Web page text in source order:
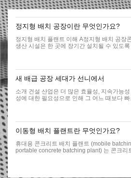
80tph 아스팔트 혼합 공장
정지 아스팔트 팩 믹스 플랜트 기계
비텀 아스팔트 팩 믹스 플랜트 제
도로 건설용 80TpH 아스팔트 핫 믹
80톤/시간 아스팔트 콘크리트 혼합
80TPH 고정형 팩 믹스 아스팔트
용량 120TPH 바스팔트 콘크리트 혼
정지 아스팔트 혼합 공장 엔지니어
정지형 배치 공장이란 무엇인가요?
정지형 배치 플랜트 이해 A정지형 배치 공장
생산 시설은 한 곳에 장기간 설치될 수 있도록
현장이나 그 근처에 설치됩니다.대규모 콘크
함께 콘크리트 배치 공장, 또한 팩 플랜트
plant) 로도 알려져 있으며, 콘크리트를 형성
등), 날아가는 재,실리카 연소시멘트 실로와
배치 공장에는 다양한 부품과 액세서리가있을
습니다.시멘트 팩터, 조립물 덩어리, 컨베이어,
스택, 조립물 덩어리, 시멘트 덩어리, 히터, 쿨
트 실로, 조립물 덩어리 공장 통제 및 먼지 수
멘트 실로와 함께 콘크리트 배치 공장에는 다
새 배급 공장 세대가 선니에서
소개 건설 산업은 더 많은 효율성, 지속가능성
성에 대한 필요성으로 인해 그 어느 때보다
리트 혼합, 관리 및 공급 방식에 대한 완전한
뛰어난 특징입니다: 1.고급 자동화 우리의 새
장은 최첨단 자동화 시스템을 갖추고 있습니
이동형 배치 플랜트란 무엇인가요?
휴대용 콘크리트 배치 플랜트 (mobile
portable concrete batching plant) 는 콘크리